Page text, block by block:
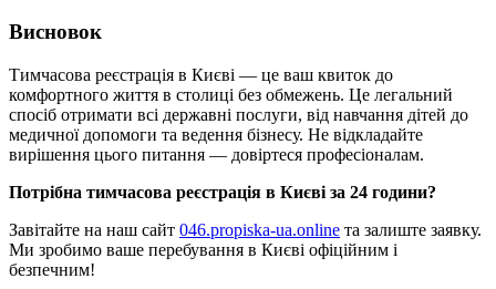
Висновок
Тимчасова реєстрація в Києві — це ваш квиток до
комфортного життя в столиці без обмежень. Це легальний
спосіб отримати всі державні послуги, від навчання дітей до
медичної допомоги та ведення бізнесу. Не відкладайте
вирішення цього питання — довіртеся професіоналам.
Потрібна тимчасова реєстрація в Києві за 24 години?
Завітайте на наш сайт 046.propiska-ua.online та залиште заявку.
Ми зробимо ваше перебування в Києві офіційним і
безпечним!